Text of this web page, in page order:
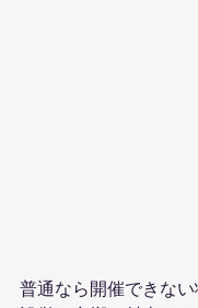
普通なら開催できな